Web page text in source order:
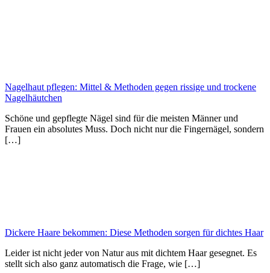
Nagelhaut pflegen: Mittel & Methoden gegen rissige und trockene
Nagelhäutchen
Schöne und gepflegte Nägel sind für die meisten Männer und
Frauen ein absolutes Muss. Doch nicht nur die Fingernägel, sondern
[…]
Dickere Haare bekommen: Diese Methoden sorgen für dichtes Haar
Leider ist nicht jeder von Natur aus mit dichtem Haar gesegnet. Es
stellt sich also ganz automatisch die Frage, wie […]